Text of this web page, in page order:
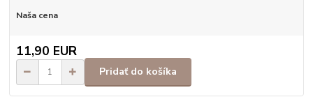
Naša cena
11,90 EUR
Pridať do košíka